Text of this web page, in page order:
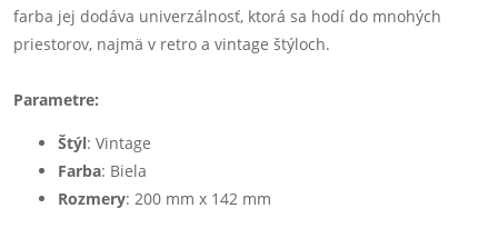
farba jej dodáva univerzálnosť, ktorá sa hodí do mnohých
priestorov, najmä v retro a vintage štýloch.
Parametre:
Štýl: Vintage
Farba: Biela
Rozmery: 200 mm x 142 mm